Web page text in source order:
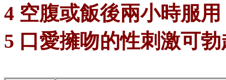
4 空腹或飯後兩小時服用
5 口愛擁吻的性刺激可